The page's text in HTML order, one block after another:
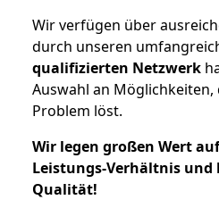
Wir verfügen über
durch unseren
qualifizierten Netzwerk
Auswahl an Möglichkeiten,
Problem löst.
Wir legen großen Wert
Leistungs-Verhältnis und
Qualität!